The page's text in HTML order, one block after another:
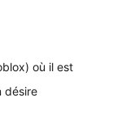
où il est
désire